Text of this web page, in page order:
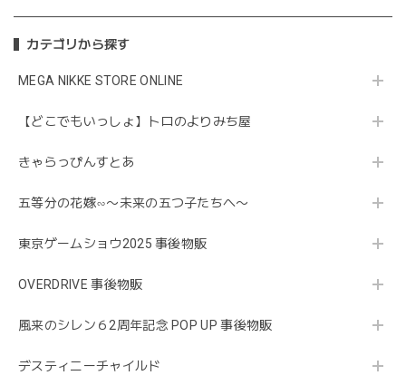
カテゴリから探す
MEGA NIKKE STORE ONLINE
【どこでもいっしょ】トロのよりみち屋
きゃらっぴんすとあ
五等分の花嫁∽〜未来の五つ子たちへ〜
東京ゲームショウ2025 事後物販
OVERDRIVE 事後物販
風来のシレン６2周年記念 POP UP 事後物販
デスティニーチャイルド